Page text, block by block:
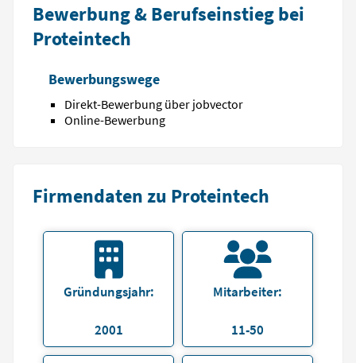
Bewerbung & Berufseinstieg bei
Proteintech
Bewerbungswege
Direkt-Bewerbung über jobvector
Online-Bewerbung
Firmendaten zu Proteintech
Gründungsjahr:
2001
Mitarbeiter:
11-50